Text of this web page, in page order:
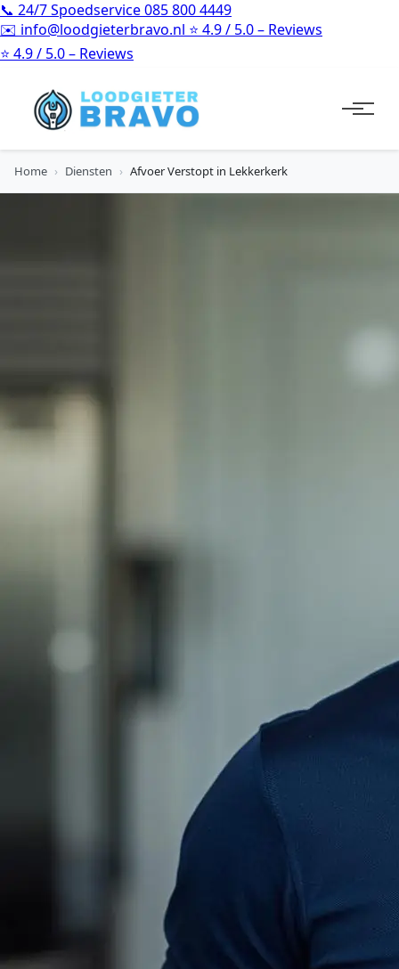
📞 24/7 Spoedservice085 800 4449
✉️ info@loodgieterbravo.nl ⭐ 4.9 / 5.0 – Reviews
⭐ 4.9 / 5.0 – Reviews
Home › Diensten › Afvoer Verstopt in Lekkerkerk